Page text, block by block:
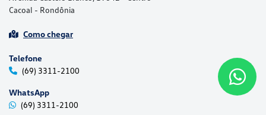
Segunda a sexta, das 7h30 às 18h.
Sábado, das 8h às 12h.
Peças
Segunda a sexta, das 7h30 às 11h30 e das 13h30 às 17h30.